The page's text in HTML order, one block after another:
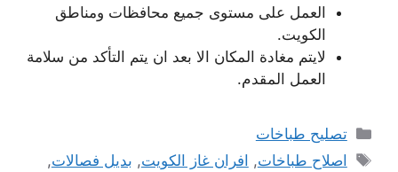
العمل على مستوى جميع محافظات ومناطق
الكويت.
لايتم مغادة المكان الا بعد ان يتم التأكد من سلامة
العمل المقدم.
التصنيفات
تصليح طباخات
الوسوم
اصلاح طباخات, افران غاز الكويت, بديل فصالات,